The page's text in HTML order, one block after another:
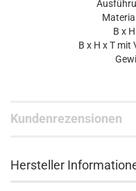
B x
B x H x T mit
Kundenrezensionen
Hersteller